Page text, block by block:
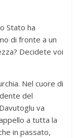
Stato ha
di fronte a un
Decidete voi
Nel cuore di
del
va
a tutta la
in passato,